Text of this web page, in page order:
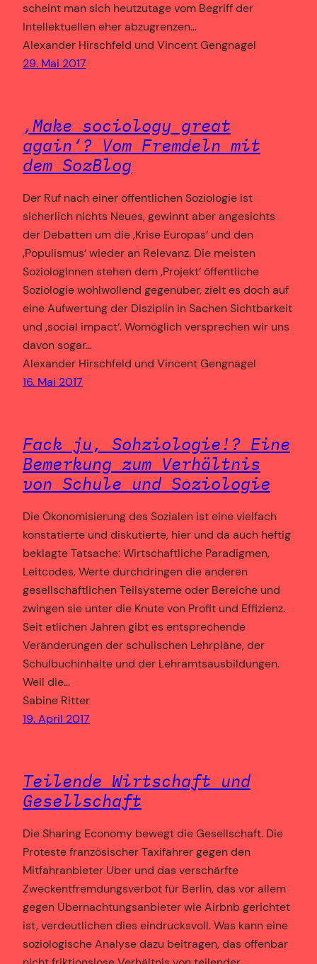
scheint man sich heutzutage vom Begriff der
Intellektuellen eher abzugrenzen…
Alexander Hirschfeld und Vincent Gengnagel
29. Mai 2017
‚Make sociology great
again‘? Vom Fremdeln mit
dem SozBlog
Der Ruf nach einer öffentlichen Soziologie ist
sicherlich nichts Neues, gewinnt aber angesichts
der Debatten um die ‚Krise Europas‘ und den
‚Populismus‘ wieder an Relevanz. Die meisten
SoziologInnen stehen dem ‚Projekt‘ öffentliche
Soziologie wohlwollend gegenüber, zielt es doch auf
eine Aufwertung der Disziplin in Sachen Sichtbarkeit
und ‚social impact‘. Womöglich versprechen wir uns
davon sogar…
Alexander Hirschfeld und Vincent Gengnagel
16. Mai 2017
Fack ju, Sohziologie!? Eine
Bemerkung zum Verhältnis
von Schule und Soziologie
Die Ökonomisierung des Sozialen ist eine vielfach
konstatierte und diskutierte, hier und da auch heftig
beklagte Tatsache: Wirtschaftliche Paradigmen,
Leitcodes, Werte durchdringen die anderen
gesellschaftlichen Teilsysteme oder Bereiche und
zwingen sie unter die Knute von Profit und Effizienz.
Seit etlichen Jahren gibt es entsprechende
Veränderungen der schulischen Lehrpläne, der
Schulbuchinhalte und der Lehramtsausbildungen.
Weil die…
Sabine Ritter
19. April 2017
Teilende Wirtschaft und
Gesellschaft
Die Sharing Economy bewegt die Gesellschaft. Die
Proteste französischer Taxifahrer gegen den
Mitfahranbieter Uber und das verschärfte
Zweckentfremdungsverbot für Berlin, das vor allem
gegen Übernachtungsanbieter wie Airbnb gerichtet
ist, verdeutlichen dies eindrucksvoll. Was kann eine
soziologische Analyse dazu beitragen, das offenbar